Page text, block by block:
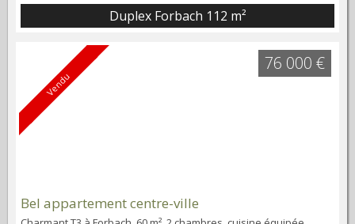
Duplex Forbach 112 m²
Vendu
Bel appartement centre-ville
76 000 €